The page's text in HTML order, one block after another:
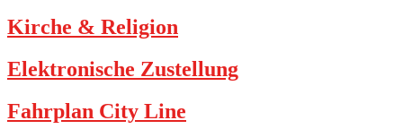
Kirche & Religion
Elektronische Zustellung
Fahrplan City Line